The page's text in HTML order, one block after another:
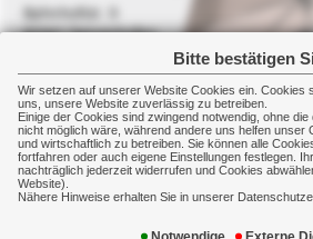
Bitte bestätigen
Wir setzen auf unserer Website Cookies ein. Cookies
uns, unsere Website zuverlässig zu betreiben.
Einige der Cookies sind zwingend notwendig, ohne
nicht möglich wäre, während andere uns helfen unser
und wirtschaftlich zu betreiben. Sie können alle
fortfahren oder auch eigene Einstellungen festlegen.
nachträglich jederzeit widerrufen und Cookies
Website).
Nähere Hinweise erhalten Sie in unserer
Bahnhofstr. 9
82041 Deisenhofen
+49 89 43577890
NEWSTICKER:
Manager Absicherung